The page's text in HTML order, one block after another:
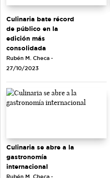
Culinaria bate récord
de público en la
edición más
consolidada
Rubén M. Checa -
27/10/2023
Culinaria se abre a la
gastronomía
internacional
Rubén M. Checa -